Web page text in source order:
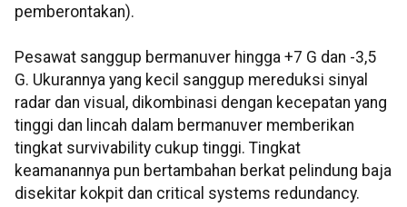
pemberontakan).
Pesawat sanggup bermanuver hingga +7 G dan -3,5
G. Ukurannya yang kecil sanggup mereduksi sinyal
radar dan visual, dikombinasi dengan kecepatan yang
tinggi dan lincah dalam bermanuver memberikan
tingkat survivability cukup tinggi. Tingkat
keamanannya pun bertambahan berkat pelindung baja
disekitar kokpit dan critical systems redundancy.